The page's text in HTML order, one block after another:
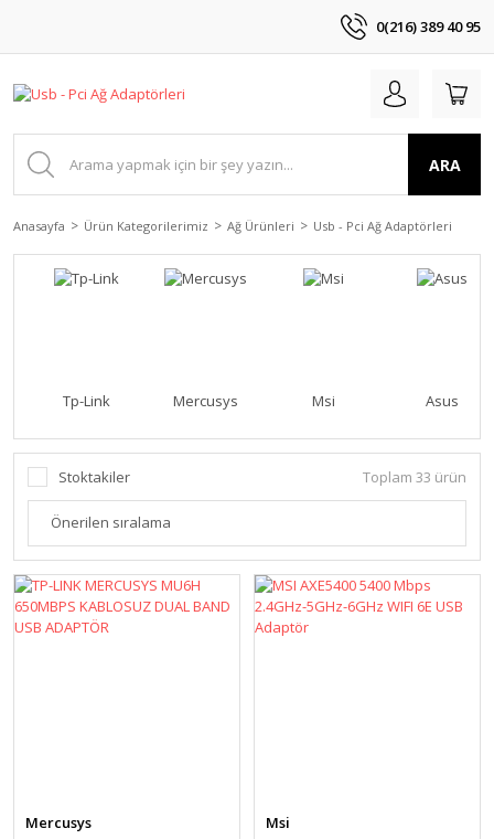
0(216) 389 40 95
ARA
Anasayfa Ürün Kategorilerimiz Ağ Ürünleri Usb - Pci Ağ Adaptörleri
Tp-Link Mercusys Msi Asus
Stoktakiler Toplam 33 ürün
Mercusys
Msi